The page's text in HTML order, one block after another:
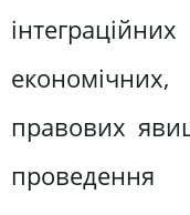
правових